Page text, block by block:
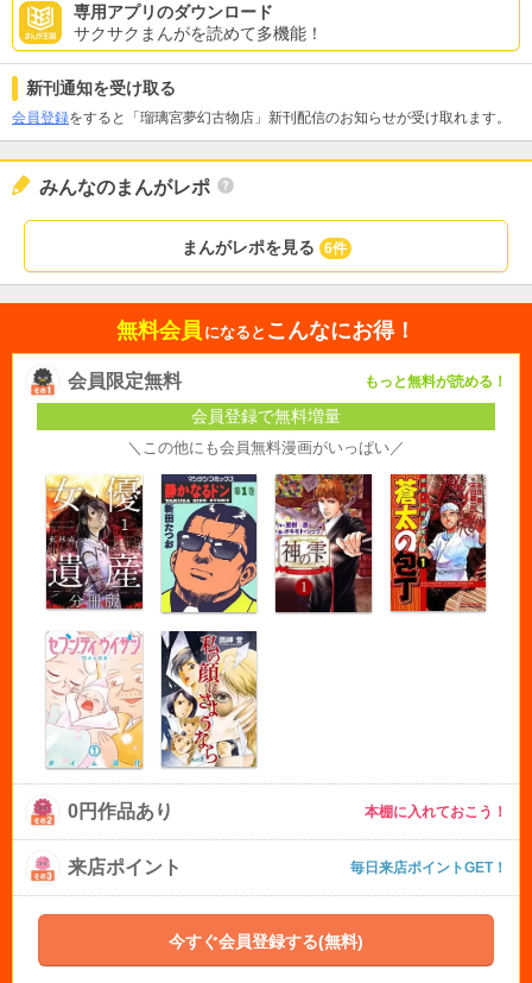
専用アプリのダウンロード
サクサクまんがを読めて多機能！
新刊通知を受け取る
会員登録をすると「瑠璃宮夢幻古物店」新刊配信のお知らせが受け取れます。
みんなのまんがレポ
まんがレポを見る 6件
無料会員 になると こんなにお得！
会員限定無料 もっと無料が読める！
会員登録で無料増量
＼この他にも会員無料漫画がいっぱい／
0円作品あり 本棚に入れておこう！
来店ポイント 毎日来店ポイントGET！
今すぐ会員登録する(無料)